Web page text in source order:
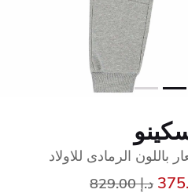
باللون الرمادى للاولاد
سعر مخفض من
د.إ 829.00
إلى